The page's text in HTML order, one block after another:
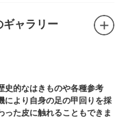
ギャラリー
史的なはきものや各種参考
により自身の足の甲回りを採
った皮に触れることもできま